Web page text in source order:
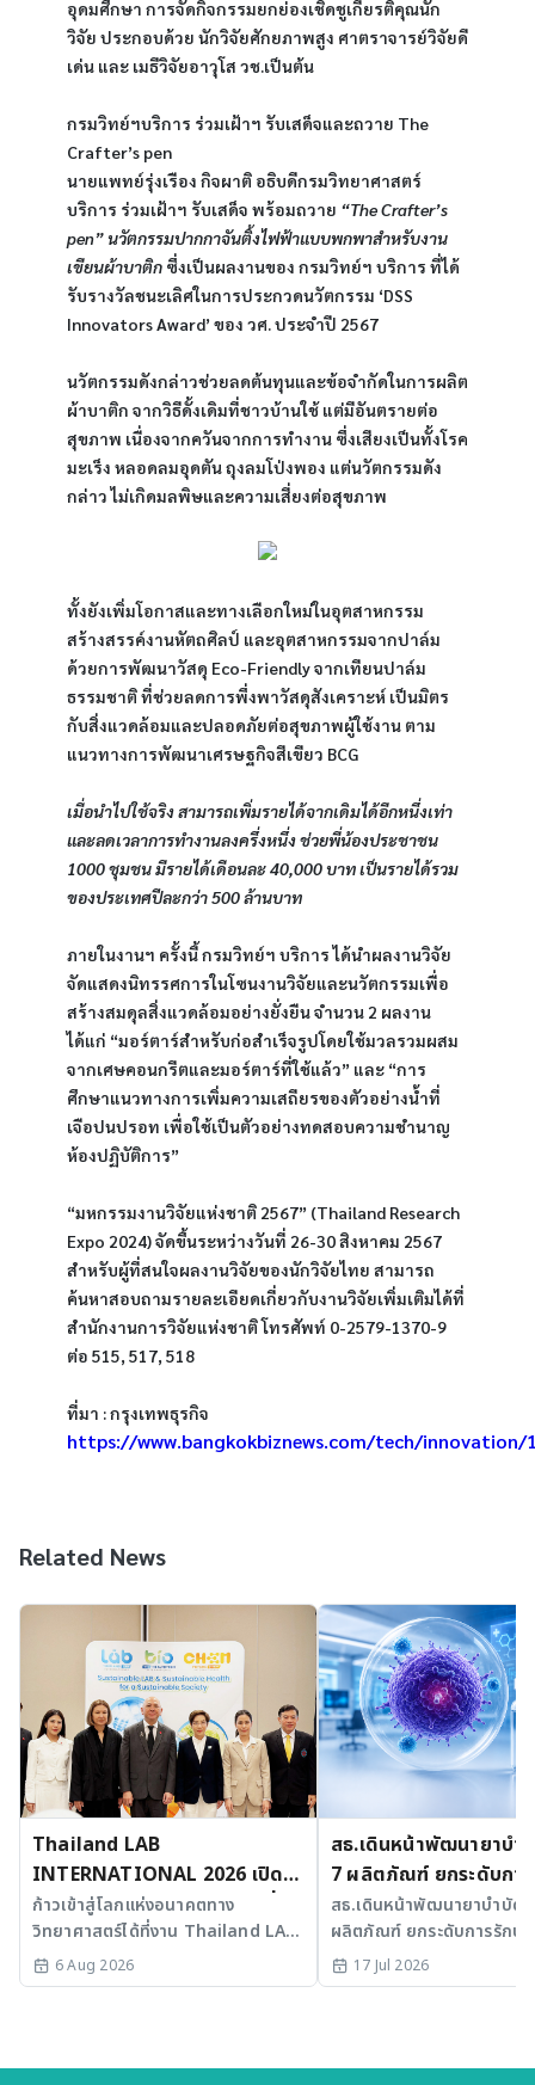
อุดมศึกษา การจัดกิจกรรมยกย่องเชิดชูเกียรติคุณนัก
วิจัย ประกอบด้วย นักวิจัยศักยภาพสูง ศาตราจารย์วิจัยดี
เด่น และ เมธีวิจัยอาวุโส วช.เป็นต้น
กรมวิทย์ฯบริการ ร่วมเฝ้าฯ รับเสด็จและถวาย The
Crafter’s pen
นายแพทย์รุ่งเรือง กิจผาติ อธิบดีกรมวิทยาศาสตร์
บริการ ร่วมเฝ้าฯ รับเสด็จ พร้อมถวาย “The Crafter’s
pen” นวัตกรรมปากกาจันติ้งไฟฟ้าแบบพกพาสำหรับงาน
เขียนผ้าบาติก ซึ่งเป็นผลงานของ กรมวิทย์ฯ บริการ ที่ได้
รับรางวัลชนะเลิศในการประกวดนวัตกรรม ‘DSS
Innovators Award’ ของ วศ. ประจำปี 2567
นวัตกรรมดังกล่าวช่วยลดต้นทุนและข้อจำกัดในการผลิต
ผ้าบาติก จากวิธีดั้งเดิมที่ชาวบ้านใช้ แต่มีอันตรายต่อ
สุขภาพ เนื่องจากควันจากการทำงาน ซึ่งเสียงเป็นทั้งโรค
มะเร็ง หลอดลมอุดตัน ถุงลมโป่งพอง แต่นวัตกรรมดัง
กล่าว ไม่เกิดมลพิษและความเสี่ยงต่อสุขภาพ
ทั้งยังเพิ่มโอกาสและทางเลือกใหม่ในอุตสาหกรรม
สร้างสรรค์งานหัตถศิลป์ และอุตสาหกรรมจากปาล์ม
ด้วยการพัฒนาวัสดุ Eco-Friendly จากเทียนปาล์ม
ธรรมชาติ ที่ช่วยลดการพึ่งพาวัสดุสังเคราะห์ เป็นมิตร
กับสิ่งแวดล้อมและปลอดภัยต่อสุขภาพผู้ใช้งาน ตาม
แนวทางการพัฒนาเศรษฐกิจสีเขียว BCG
เมื่อนำไปใช้จริง สามารถเพิ่มรายได้จากเดิมได้อีกหนึ่งเท่า
และลดเวลาการทำงานลงครึ่งหนึ่ง ช่วยพี่น้องประชาชน
1000 ชุมชน มีรายได้เดือนละ 40,000 บาท เป็นรายได้รวม
ของประเทศปีละกว่า 500 ล้านบาท
ภายในงานฯ ครั้งนี้ กรมวิทย์ฯ บริการ ได้นำผลงานวิจัย
จัดแสดงนิทรรศการในโซนงานวิจัยและนวัตกรรมเพื่อ
สร้างสมดุลสิ่งแวดล้อมอย่างยั่งยืน จำนวน 2 ผลงาน
ได้แก่ “มอร์ตาร์สำหรับก่อสำเร็จรูปโดยใช้มวลรวมผสม
จากเศษคอนกรีตและมอร์ตาร์ที่ใช้แล้ว” และ “การ
ศึกษาแนวทางการเพิ่มความเสถียรของตัวอย่างน้ำที่
เจือปนปรอท เพื่อใช้เป็นตัวอย่างทดสอบความชำนาญ
ห้องปฏิบัติการ”
“มหกรรมงานวิจัยแห่งชาติ 2567” (Thailand Research
Expo 2024) จัดขึ้นระหว่างวันที่ 26-30 สิงหาคม 2567
สำหรับผู้ที่สนใจผลงานวิจัยของนักวิจัยไทย สามารถ
ค้นหาสอบถามรายละเอียดเกี่ยวกับงานวิจัยเพิ่มเติมได้ที่
สำนักงานการวิจัยแห่งชาติ โทรศัพท์ 0-2579-1370-9
ต่อ 515, 517, 518
https://www.bangkokbiznews.com/tech/innovation/
Related News
Thailand LAB
INTERNATIONAL 2026 เปิด
เวที AI รวม 3 งานใหญ่ ขับเคลื่อน
ไทยสู่ศูนย์กลางนวัตกรรมอาเซียน
ก้าวเข้าสู่โลกแห่งอนาคตทาง
วิทยาศาสตร์ได้ที่งาน Thailand LAB
INTERNATIONAL 2026
6 Aug 2026
สธ.เดินหน้าพัฒนายาบำ
7 ผลิตภัณฑ์ ยกระดับกา
มะเร็งและ SLE
สธ.เดินหน้าพัฒนายาบำบัด
ผลิตภัณฑ์ ยกระดับการรักษา
SLE พร้อมเร่ง Medical AI
ประเทศไทย
17 Jul 2026